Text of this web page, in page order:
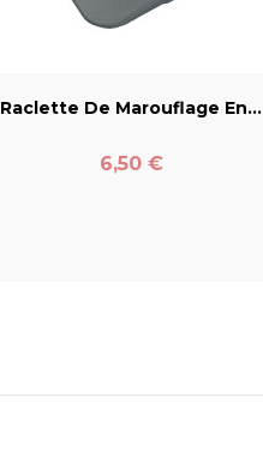
Raclette De Marouflage En...
Prix
6,50 €